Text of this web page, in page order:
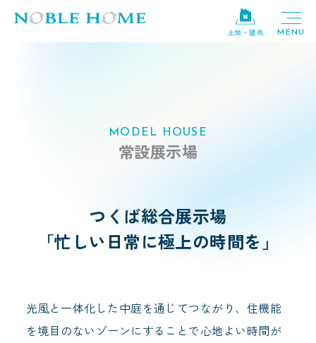
土地・建売
MODEL HOUSE
常設展示場
つくば総合展示場
「忙しい日常に極上の時間を」
光風と一体化した中庭を通じてつながり、住機能
を境目のないゾーンにすることで心地よい時間が